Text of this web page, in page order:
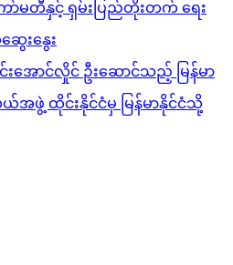
ာ်မတီနှင့် ရှမ်းပြည်တိုးတက် ရေး
ေးနွေး
းအောင်လှိုင် ဦးဆောင်သည့် မြန်မာ
ဖွဲ့ ထိုင်းနိုင်ငံမှ မြန်မာနိုင်ငံသို့